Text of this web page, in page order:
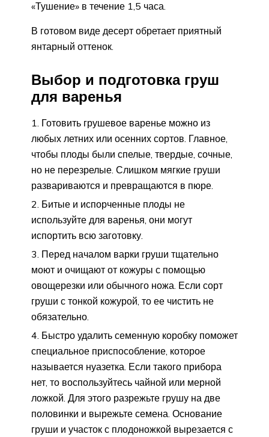
«Тушение» в течение 1,5 часа.
В готовом виде десерт обретает приятный
янтарный оттенок.
Выбор и подготовка груш
для варенья
Готовить грушевое варенье можно из
любых летних или осенних сортов. Главное,
чтобы плоды были спелые, твердые, сочные,
но не перезрелые. Слишком мягкие груши
развариваются и превращаются в пюре.
Битые и испорченные плоды не
используйте для варенья, они могут
испортить всю заготовку.
Перед началом варки груши тщательно
моют и очищают от кожуры с помощью
овощерезки или обычного ножа. Если сорт
груши с тонкой кожурой, то ее чистить не
обязательно.
Быстро удалить семенную коробку поможет
специальное приспособление, которое
называется нуазетка. Если такого прибора
нет, то воспользуйтесь чайной или мерной
ложкой. Для этого разрежьте грушу на две
половинки и вырежьте семена. Основание
груши и участок с плодоножкой вырезается с